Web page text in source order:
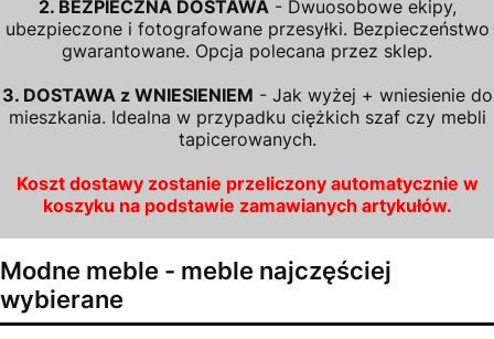
2. BEZPIECZNA DOSTAWA - Dwuosobowe ekipy,
ubezpieczone i fotografowane przesyłki. Bezpieczeństwo
gwarantowane. Opcja polecana przez sklep.
3. DOSTAWA z WNIESIENIEM - Jak wyżej + wniesienie do
mieszkania. Idealna w przypadku ciężkich szaf czy mebli
tapicerowanych.
Koszt dostawy zostanie przeliczony automatycznie w
koszyku na podstawie zamawianych artykułów.
Modne meble - meble najczęściej
wybierane